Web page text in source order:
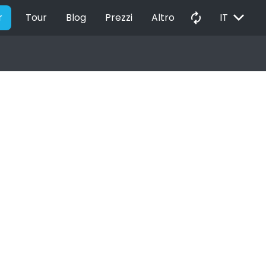
Tour Blog Prezzi Altro autorenew IT EXPAND_MORE